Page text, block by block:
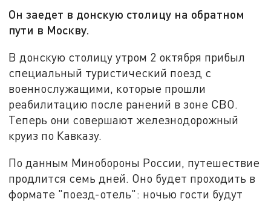
Он заедет в донскую столицу на обратном
пути в Москву.
В донскую столицу утром 2 октября прибыл
специальный туристический поезд с
военнослужащими, которые прошли
реабилитацию после ранений в зоне СВО.
Теперь они совершают железнодорожный
круиз по Кавказу.
По данным Минобороны России, путешествие
продлится семь дней. Оно будет проходить в
формате "поезд-отель": ночью гости будут